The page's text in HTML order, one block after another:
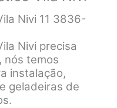
Nivi 11 3836-
Nivi precisa
nós temos
instalação,
geladeiras de